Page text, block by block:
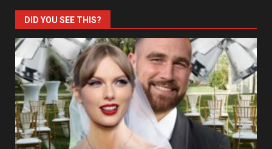
DID YOU SEE THIS?